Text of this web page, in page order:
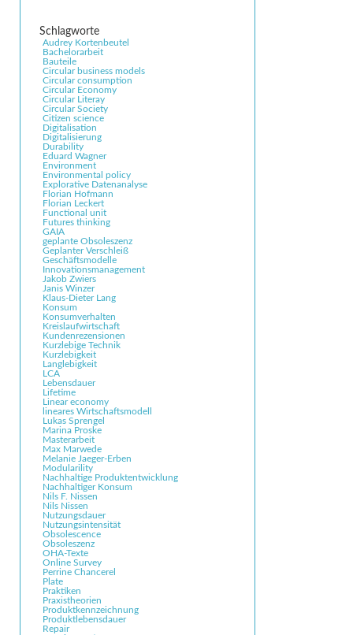
Audrey Kortenbeutel
Bachelorarbeit
Bauteile
Circular business models
Circular consumption
Circular Economy
Circular Literay
Circular Society
Citizen science
Digitalisation
Digitalisierung
Durability
Eduard Wagner
Environment
Environmental policy
Explorative Datenanalyse
Florian Hofmann
Florian Leckert
Functional unit
Futures thinking
GAIA
geplante Obsoleszenz
Geplanter Verschleiß
Geschäftsmodelle
Innovationsmanagement
Jakob Zwiers
Janis Winzer
Klaus-Dieter Lang
Konsum
Konsumverhalten
Kreislaufwirtschaft
Kundenrezensionen
Kurzlebige Technik
Kurzlebigkeit
Langlebigkeit
LCA
Lebensdauer
Lifetime
Linear economy
lineares Wirtschaftsmodell
Lukas Sprengel
Marina Proske
Masterarbeit
Max Marwede
Melanie Jaeger-Erben
Modularility
Nachhaltige Produktentwicklung
Nachhaltiger Konsum
Nils F. Nissen
Nils Nissen
Nutzungsdauer
Nutzungsintensität
Obsolescence
Obsoleszenz
OHA-Texte
Online Survey
Perrine Chancerel
Plate
Praktiken
Praxistheorien
Produktkennzeichnung
Produktlebensdauer
Repair